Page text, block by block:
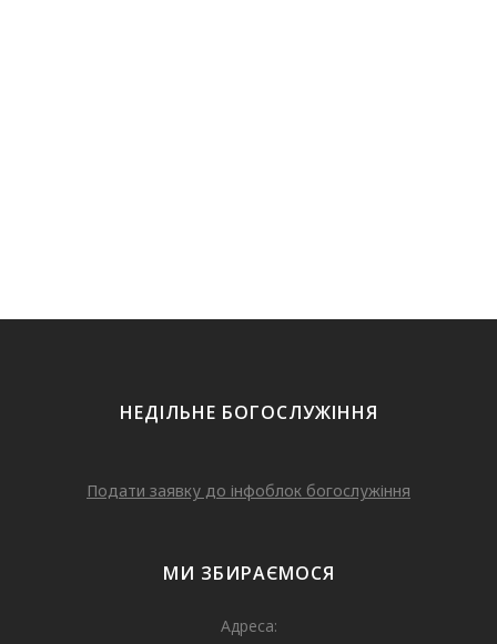
НЕДІЛЬНЕ БОГОСЛУЖІННЯ
Подати заявку до інфоблок богослужіння
МИ ЗБИРАЄМОСЯ
Адреса: